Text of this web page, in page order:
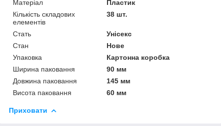
Матеріал
Пластик
Кількість складових
елементів
38 шт.
Стать
Унісекс
Стан
Нове
Упаковка
Картонна коробка
Ширина паковання
90 мм
Довжина паковання
145 мм
Висота паковання
60 мм
Приховати